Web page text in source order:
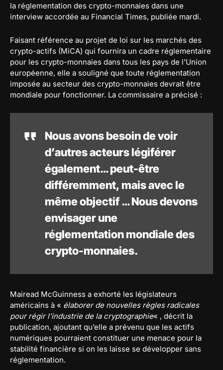
la réglementation des crypto-monnaies dans une
interview accordée au Financial Times, publiée mardi.
Faisant référence au projet de loi sur les marchés des
crypto-actifs (MiCA) qui fournira un cadre réglementaire
pour les crypto-monnaies dans tous les pays de l’Union
européenne, elle a souligné que toute réglementation
imposée au secteur des crypto-monnaies devrait être
mondiale pour fonctionner. La commissaire a précisé :
Nous avons besoin de voir
d’autres acteurs légiférer
également… peut-être
différemment, mais avec le
même objectif … Nous devons
envisager une
réglementation mondiale des
crypto-monnaies.
Mairead McGuinness a exhorté les législateurs
américains à « élaborer de nouvelles règles radicales
pour régir l’industrie de la cryptographie« , décrit la
publication, ajoutant qu’elle a prévenu que les actifs
numériques pourraient constituer une menace pour la
stabilité financière si on les laisse se développer sans
réglementation.